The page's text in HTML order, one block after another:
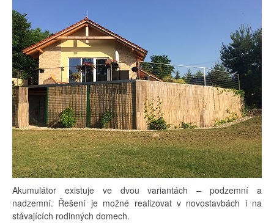
Akumulátor existuje ve dvou variantách – podzemní a
nadzemní. Řešení je možné realizovat v novostavbách i na
stávajících rodinných domech.